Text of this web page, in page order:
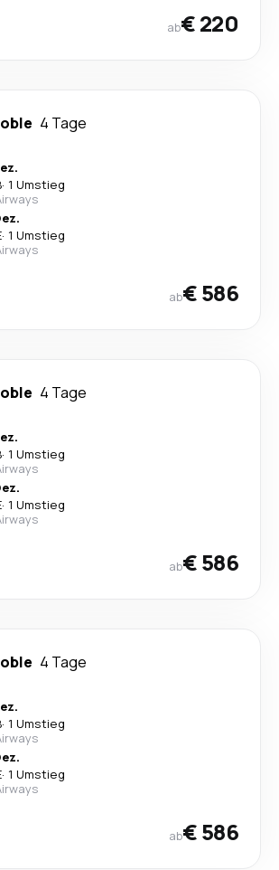
ab€ 220
4 Tage
· 1 Umstieg
· 1 Umstieg
ab€ 586
4 Tage
· 1 Umstieg
· 1 Umstieg
ab€ 586
4 Tage
· 1 Umstieg
· 1 Umstieg
ab€ 586